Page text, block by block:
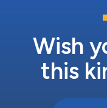
Wish
this